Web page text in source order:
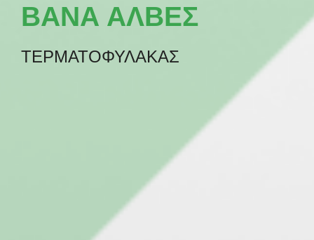
ΒΑΝΑ ΑΛΒΕΣ
ΤΕΡΜΑΤΟΦΥΛΑΚΑΣ